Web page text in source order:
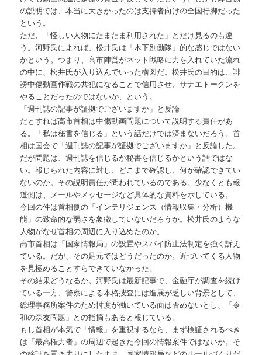
の説明では、本当に大きかったのは支持者向けの全国行脚だった
という。
ただ、「怪しい人物にたまたま利用された」とだけ見るのも違
う。河野氏によれば、松井氏は「木下別働隊」的な感じではない
かという。つまり、高市陣営がネット戦略に力を入れていた流れ
の中に、松井氏が入り込んでいった構図だ。松井氏の目的は、誹
謗中傷動画作戦の共犯になることで信用させ、サナエトークンを
やることだったのではないか、という。
「週刊誌の記事が証拠でございますか」と反論
だとすれば高市首相は中傷動画問題について説明する責任があ
る。「私は秘書を信じる」という話だけでは済まないだろう。首
相は国会で「週刊誌の記事が証拠でございますか」と反論した。
だが問題は、週刊誌を信じるか秘書を信じるかという話ではな
い。報じられた内容に対し、どこまで確認し、何が確認できてい
ないのか。その説明責任が問われているのである。少なくとも報
道側は、メールやメッセージなど具体的な資料を示している。
今回の件は首相側の「インテリジェンス（情報収集・分析）機
能」の致命的な弱さを象徴していないだろうか。松井氏のような
人物がなぜ首相の周辺に入り込めたのか。
高市首相は「国家情報局」の設置やスパイ防止法制定を強く訴え
ている。だが、その足元ではどうだったのか。近づいてくる人物
を見極めることすらできていなかった。
その結果どうなるか。河野氏は最新記事で、金融庁が調査を続け
ている一方、警察による本格捜査には進展が乏しい背景として、
総理事務所案件のため忖度が働いている面は否めないとし、「令
和の森友問題」との指摘もあると報じている。
もし首相が本気で「情報」を重視するなら、まず検証されるべき
は「最高権力者」の周辺で起きた今回の情報案件ではないか。そ